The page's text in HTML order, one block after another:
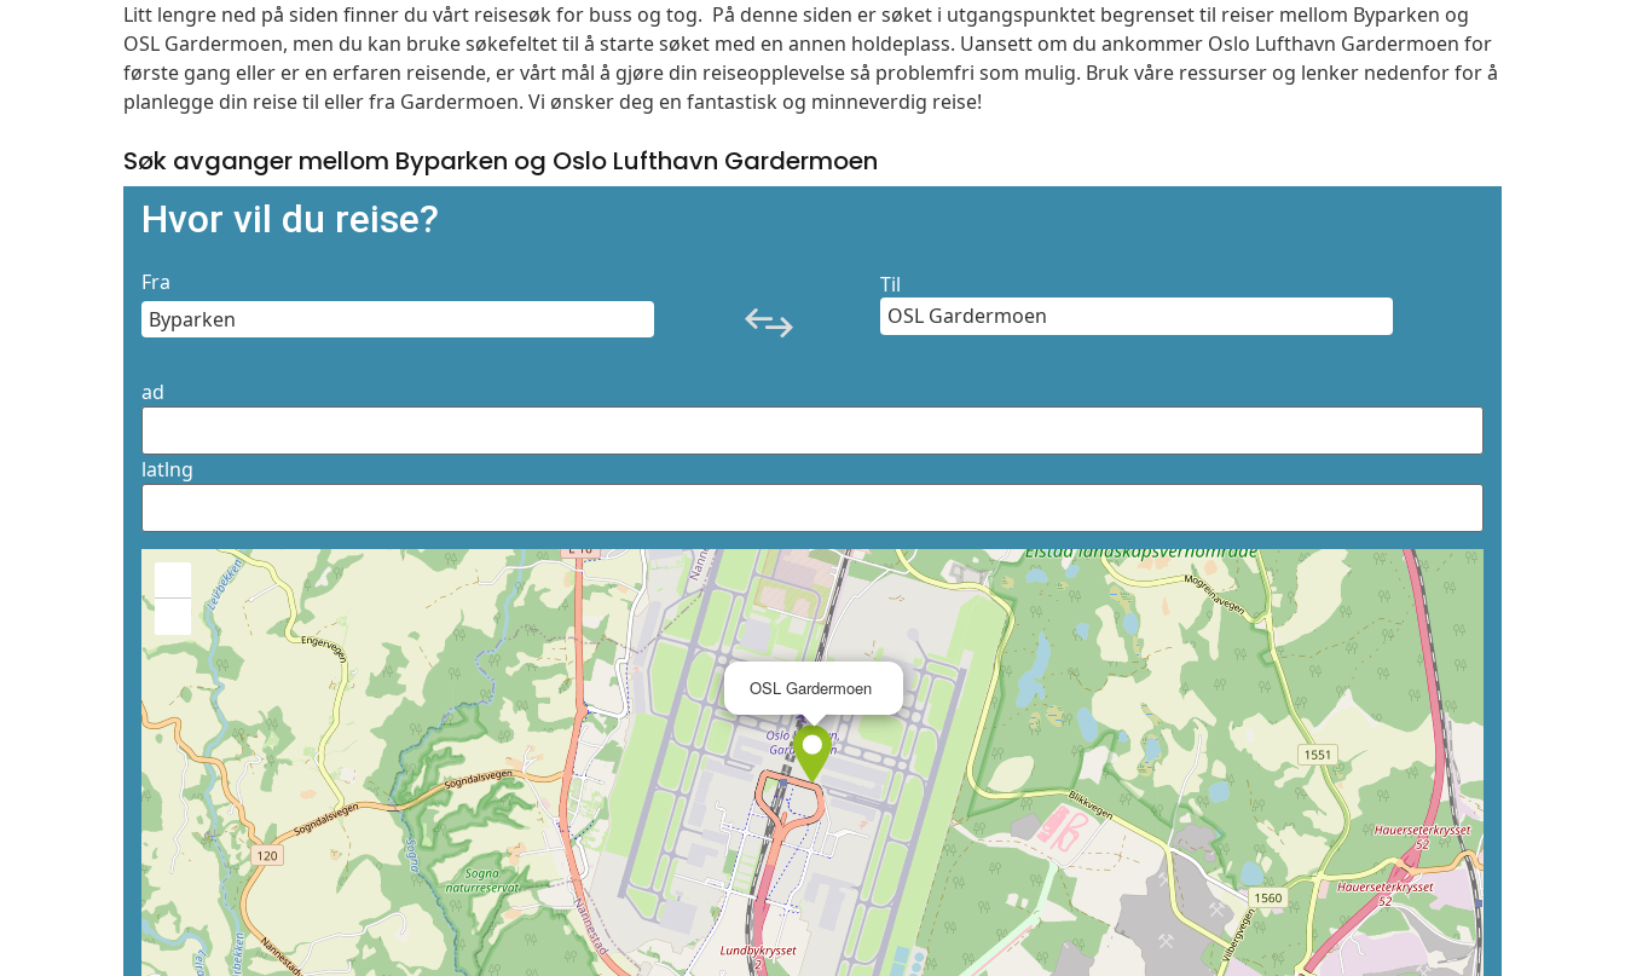
Litt lengre ned på siden finner du vårt reisesøk for buss og tog. På denne siden er søket i utgangspunktet begrenset til reiser mellom Byparken og
OSL Gardermoen, men du kan bruke søkefeltet til å starte søket med en annen holdeplass. Uansett om du ankommer Oslo Lufthavn Gardermoen for
første gang eller er en erfaren reisende, er vårt mål å gjøre din reiseopplevelse så problemfri som mulig. Bruk våre ressurser og lenker nedenfor for å
planlegge din reise til eller fra Gardermoen. Vi ønsker deg en fantastisk og minneverdig reise!
Søk avganger mellom Byparken og Oslo Lufthavn Gardermoen
Hvor vil du reise?
Fra Til
ad
latlng
OSL Gardermoen